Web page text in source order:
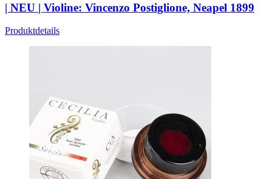
| NEU | Violine: Vincenzo Postiglione, Neapel 1899
Produktdetails